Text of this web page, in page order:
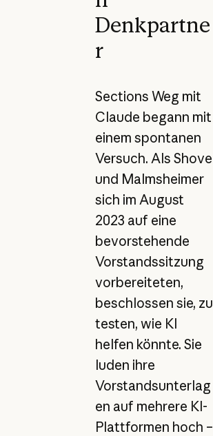
Denkpartne
r
Sections Weg mit
Claude begann mit
einem spontanen
Versuch. Als Shove
und Malmsheimer
sich im August
2023 auf eine
bevorstehende
Vorstandssitzung
vorbereiteten,
beschlossen sie, zu
testen, wie KI
helfen könnte. Sie
luden ihre
Vorstandsunterlag
en auf mehrere KI-
Plattformen hoch –